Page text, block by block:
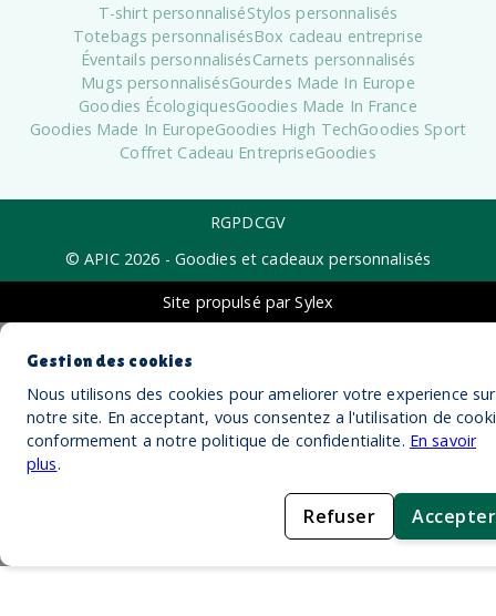
T-shirt personnaliséStylos personnalisés
Totebags personnalisésBox cadeau entreprise
Éventails personnalisésCarnets personnalisés
Mugs personnalisésGourdes Made In Europe
Goodies ÉcologiquesGoodies Made In France
Goodies Made In EuropeGoodies High TechGoodies Sport
Coffret Cadeau EntrepriseGoodies
RGPDCGV
© APIC 2026 - Goodies et cadeaux personnalisés
Site propulsé par Sylex
Gestion des cookies
Nous utilisons des cookies pour ameliorer votre experience sur
notre site. En acceptant, vous consentez a l'utilisation de
conformement a notre politique de confidentialite. En savoir
plus.
Refuser Accepter